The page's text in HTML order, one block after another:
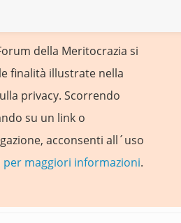
della Meritocrazia si
finalità illustrate nella
privacy. Scorrendo
su un link o
acconsenti all´uso
per maggiori informazioni.